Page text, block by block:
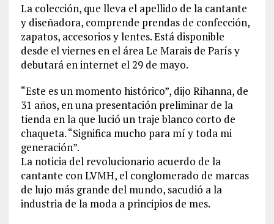
La colección, que lleva el apellido de la cantante
y diseñadora, comprende prendas de confección,
zapatos, accesorios y lentes. Está disponible
desde el viernes en el área Le Marais de París y
debutará en internet el 29 de mayo.
“Este es un momento histórico”, dijo Rihanna, de
31 años, en una presentación preliminar de la
tienda en la que lució un traje blanco corto de
chaqueta. “Significa mucho para mí y toda mi
generación”.
La noticia del revolucionario acuerdo de la
cantante con LVMH, el conglomerado de marcas
de lujo más grande del mundo, sacudió a la
industria de la moda a principios de mes.